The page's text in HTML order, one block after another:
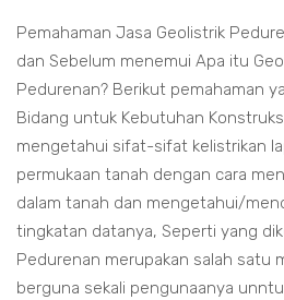
Pemahaman Jasa Geolistrik
dan Sebelum menemui Apa itu
Pedurenan? Berikut pemahaman
Bidang untuk Kebutuhan
mengetahui sifat-sifat kelistrikan
permukaan tanah dengan cara
dalam tanah dan mengetahui/
tingkatan datanya, Seperti yang
Pedurenan merupakan salah satu
berguna sekali pengunaanya